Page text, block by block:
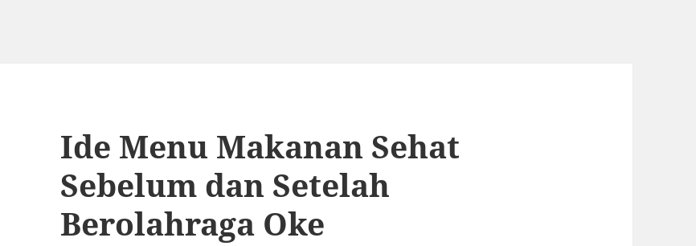
Ide Menu Makanan Sehat
Sebelum dan Setelah
Berolahraga Oke